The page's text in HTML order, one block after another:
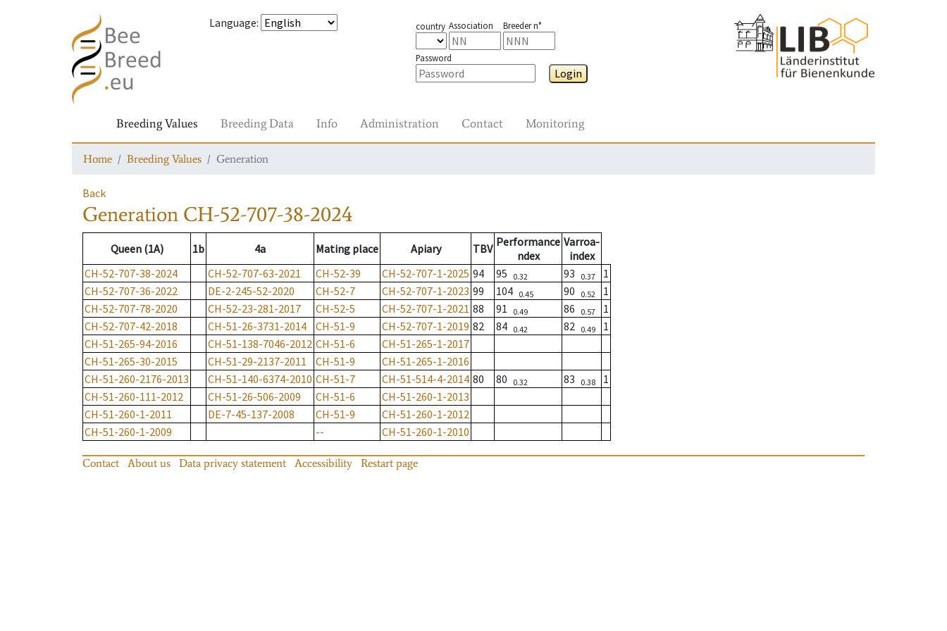
Language: country Association Breeder n°
Password
Login
Breeding Values Breeding Data Info Administration Contact Monitoring
Home Breeding Values Generation
Back
Generation CH-52-707-38-2024
Queen (1A) 1b 4a Mating place Apiary TBV Performance
ndex
Varroa-
index
CH-52-707-38-2024
CH-52-707-63-2021 CH-52-39 CH-52-707-1-2025 94 95 0.32 93 0.37
1
CH-52-707-36-2022
DE-2-245-52-2020 CH-52-7 CH-52-707-1-2023 99 104 0.45 90 0.52
1
CH-52-707-78-2020
CH-52-23-281-2017 CH-52-5 CH-52-707-1-2021 88 91 0.49 86 0.57
1
CH-52-707-42-2018
CH-51-26-3731-2014 CH-51-9 CH-52-707-1-2019 82 84 0.42 82 0.49
1
CH-51-265-94-2016
CH-51-138-7046-2012 CH-51-6
CH-51-265-1-2017
CH-51-265-30-2015
CH-51-29-2137-2011 CH-51-9
CH-51-265-1-2016
CH-51-260-2176-2013
CH-51-140-6374-2010 CH-51-7 CH-51-514-4-2014 80 80 0.32 83 0.38
1
CH-51-260-111-2012
CH-51-26-506-2009 CH-51-6
CH-51-260-1-2013
CH-51-260-1-2011
DE-7-45-137-2008 CH-51-9
CH-51-260-1-2012
CH-51-260-1-2009
-- CH-51-260-1-2010
Contact About us Data privacy statement Accessibility Restart page